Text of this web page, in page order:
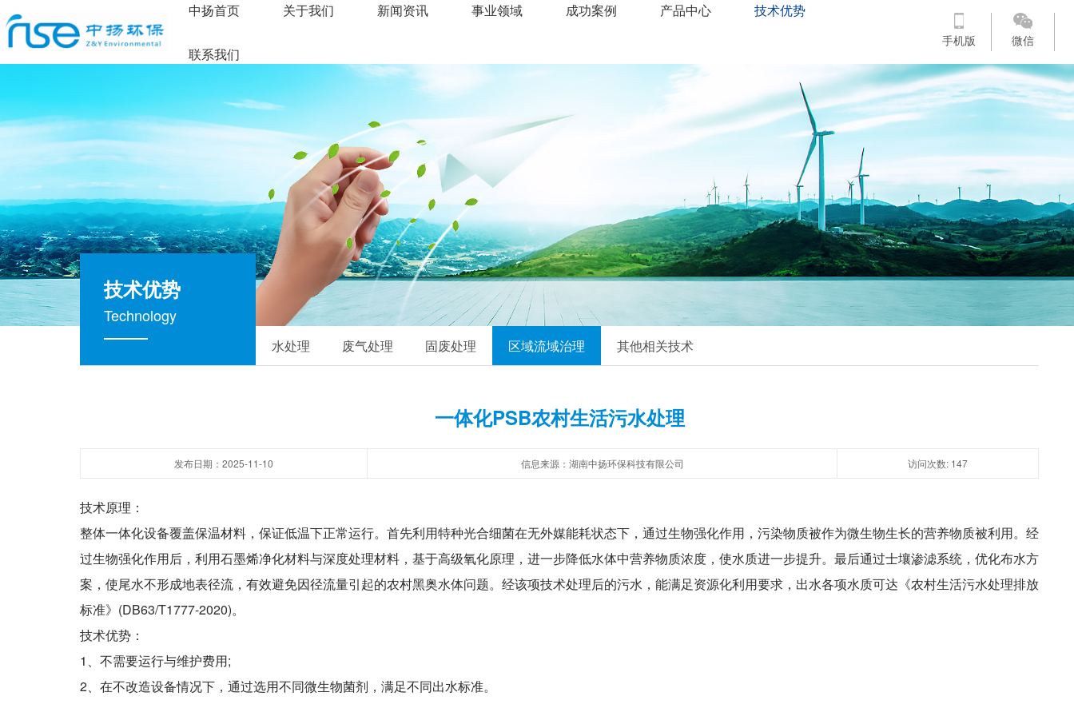
中扬首页 关于我们 新闻资讯 事业领域 成功案例 产品中心 技术优势
联系我们
手机版 微信
技术优势
Technology
水处理 废气处理 固废处理 区域流域治理 其他相关技术
一体化PSB农村生活污水处理
发布日期：2025-11-10 信息来源：湖南中扬环保科技有限公司 访问次数: 147
技术原理：
整体一体化设备覆盖保温材料，保证低温下正常运行。首先利用特种光合细菌在无外媒能耗状态下，通过生物强化作用，污染物质被作为微生物生长的营养物质被利用。经
过生物强化作用后，利用石墨烯净化材料与深度处理材料，基于高级氧化原理，进一步降低水体中营养物质浓度，使水质进一步提升。最后通过士壤渗滤系统，优化布水方
案，使尾水不形成地表径流，有效避免因径流量引起的农村黑奥水体问题。经该项技术处理后的污水，能满足资源化利用要求，出水各项水质可达《农村生活污水处理排放
标准》(DB63/T1777-2020)。
技术优势：
1、不需要运行与维护费用;
2、在不改造设备情况下，通过选用不同微生物菌剂，满足不同出水标准。